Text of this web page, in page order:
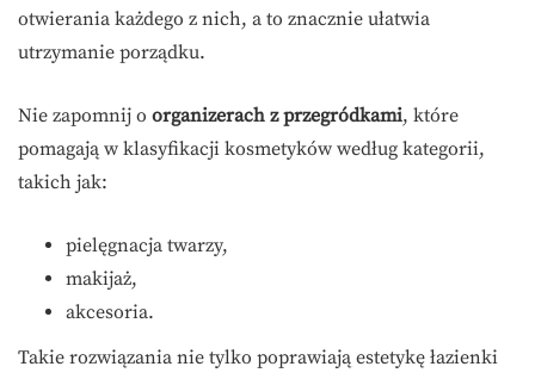
otwierania każdego z nich, a to znacznie ułatwia
utrzymanie porządku.
Nie zapomnij o organizerach z przegródkami, które
pomagają w klasyfikacji kosmetyków według kategorii,
takich jak:
pielęgnacja twarzy,
makijaż,
akcesoria.
Takie rozwiązania nie tylko poprawiają estetykę łazienki